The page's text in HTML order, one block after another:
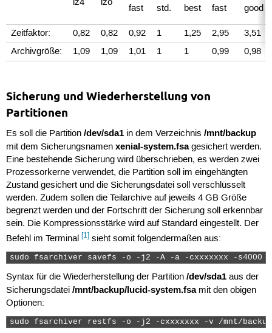
lz4 lzo
fast
std.
best
fast
good
Zeitfaktor: 0,82 0,82 0,92 1 1,25 2,95
3,51
Archivgröße:
1,09 1,09 1,01 1 1 0,99 0,98
Sicherung und Wiederherstellung von
Partitionen
Es soll die Partition /dev/sda1in dem Verzeichnis /mnt/backup
mit dem Sicherungsnamen xenial-system.fsagesichert werden.
Eine bestehende Sicherung wird überschrieben, es werden zwei
Prozessorkerne verwendet, die Partition soll im eingehängten
Zustand gesichert und die Sicherungsdatei soll verschlüsselt
werden. Zudem sollen die Teilarchive auf jeweils 4 GB Größe
begrenzt werden und der Fortschritt der Sicherung soll erkennbar
sein. Die Kompressionsstärke wird auf Standard eingestellt. Der
Befehl im Terminal [1]sieht somit folgendermaßen aus:
sudo fsarchiver savefs -o -j2 -A -a -cxxxxxxx -s4000
Syntax für die Wiederherstellung der Partition /dev/sda1aus der
Sicherungsdatei /mnt/backup/lucid-system.fsamit den obigen
Optionen:
sudo fsarchiver restfs -o -j2 -cxxxxxxx -v /mnt/